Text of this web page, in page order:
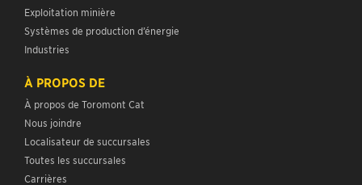
Exploitation minière
Systèmes de production d’énergie
Industries
À PROPOS DE
À propos de Toromont Cat
Nous joindre
Localisateur de succursales
Toutes les succursales
Carrières